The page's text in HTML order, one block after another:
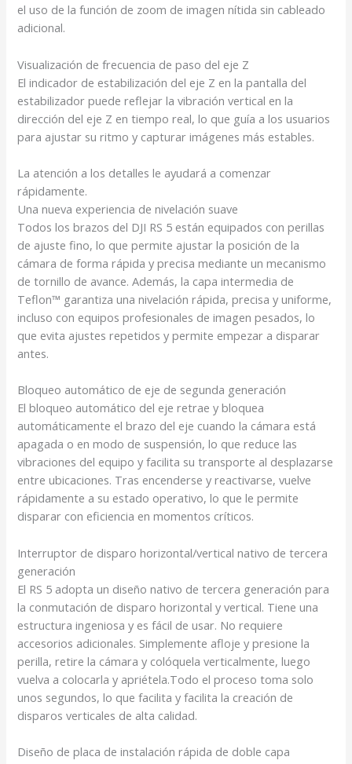
el uso de la función de zoom de imagen nítida sin cableado
adicional.
Visualización de frecuencia de paso del eje Z
El indicador de estabilización del eje Z en la pantalla del
estabilizador puede reflejar la vibración vertical en la
dirección del eje Z en tiempo real, lo que guía a los usuarios
para ajustar su ritmo y capturar imágenes más estables.
La atención a los detalles le ayudará a comenzar
rápidamente.
Una nueva experiencia de nivelación suave
Todos los brazos del DJI RS 5 están equipados con perillas
de ajuste fino, lo que permite ajustar la posición de la
cámara de forma rápida y precisa mediante un mecanismo
de tornillo de avance. Además, la capa intermedia de
Teflon™ garantiza una nivelación rápida, precisa y uniforme,
incluso con equipos profesionales de imagen pesados, lo
que evita ajustes repetidos y permite empezar a disparar
antes.
Bloqueo automático de eje de segunda generación
El bloqueo automático del eje retrae y bloquea
automáticamente el brazo del eje cuando la cámara está
apagada o en modo de suspensión, lo que reduce las
vibraciones del equipo y facilita su transporte al desplazarse
entre ubicaciones. Tras encenderse y reactivarse, vuelve
rápidamente a su estado operativo, lo que le permite
disparar con eficiencia en momentos críticos.
Interruptor de disparo horizontal/vertical nativo de tercera
generación
El RS 5 adopta un diseño nativo de tercera generación para
la conmutación de disparo horizontal y vertical. Tiene una
estructura ingeniosa y es fácil de usar. No requiere
accesorios adicionales. Simplemente afloje y presione la
perilla, retire la cámara y colóquela verticalmente, luego
vuelva a colocarla y apriétela.Todo el proceso toma solo
unos segundos, lo que facilita y facilita la creación de
disparos verticales de alta calidad.
Diseño de placa de instalación rápida de doble capa